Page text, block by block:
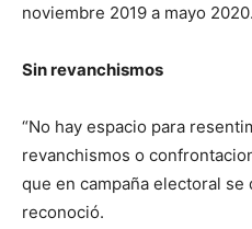
noviembre 2019 a mayo 2020.
Sin revanchismos
“No hay espacio para
revanchismos o
que en campaña electoral se
reconoció.